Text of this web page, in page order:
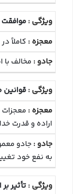
موافقت
کاملاً
مخالف
معجزات
اراده و قدرت
جادو
به نفع خود
تأثیر